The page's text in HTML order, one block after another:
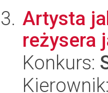
Artysta
reżysera
Konkurs: